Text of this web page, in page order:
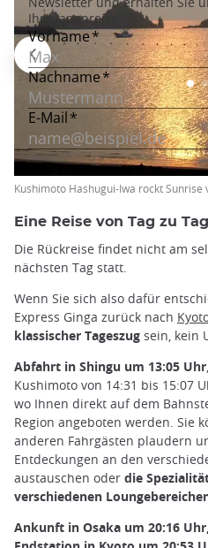
Kushimoto Hashugui-Iwa rockt Sunrise
Eine Reise von Tag zu
Die Rückreise findet nicht am
nächsten Tag statt.
Wenn Sie sich also dafür
Express Ginga zurück nach
klassischer Tageszug sein, kein
Abfahrt in Shingu um 13:05 Uhr
Kushimoto von 14:31 bis 15:07
wo Ihnen direkt auf dem
Region angeboten werden. Sie
anderen Fahrgästen plaudern
Entdeckungen an den
austauschen oder die
verschiedenen
Ankunft in Osaka um 20:16